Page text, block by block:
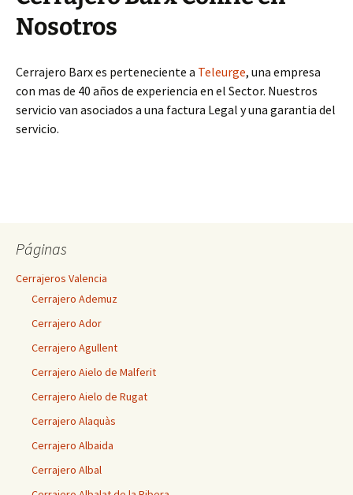
Nosotros
Cerrajero Barx es perteneciente a Teleurge, una empresa
con mas de 40 años de experiencia en el Sector. Nuestros
servicio van asociados a una factura Legal y una garantia del
servicio.
Páginas
Cerrajeros Valencia
Cerrajero Ademuz
Cerrajero Ador
Cerrajero Agullent
Cerrajero Aielo de Malferit
Cerrajero Aielo de Rugat
Cerrajero Alaquàs
Cerrajero Albaida
Cerrajero Albal